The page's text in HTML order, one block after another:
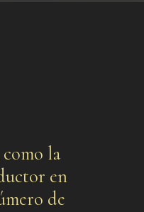
la
en
de